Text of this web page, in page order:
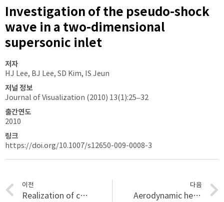
Investigation of the pseudo-shock
wave in a two-dimensional
supersonic inlet
저자
HJ Lee, BJ Lee, SD Kim, IS Jeun
저널 정보
Journal of Visualization (2010) 13(1):25–32
출간연도
2010
링크
https://doi.org/10.1007/s12650-009-0008-3
이전
Realization of contact resolving approximate Riemann solvers for strong shock and expansion flows
다음
Aerodynamic heating characteristics over a protuberance in hypersonic flows using fast response thermo gauges